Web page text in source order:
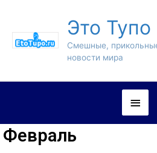
Это Тупо
Смешные,
новости мира
Февраль